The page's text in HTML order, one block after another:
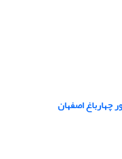
چهارباغ اصفهان